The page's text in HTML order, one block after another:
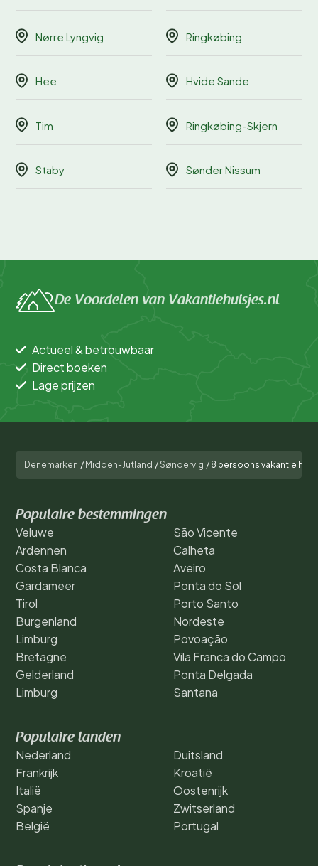
Nørre Lyngvig Ringkøbing
Hee Hvide Sande
Tim Ringkøbing-Skjern
Staby Sønder Nissum
De Voordelen van Vakantiehuisjes.nl
Actueel & betrouwbaar
Direct boeken
Lage prijzen
Denemarken / Midden-Jutland /Søndervig / 8 persoons vakantie huis
Populaire bestemmingen
Veluwe
Ardennen
Costa Blanca
Gardameer
Tirol
Burgenland
Limburg
Bretagne
Gelderland
Limburg
São Vicente
Calheta
Aveiro
Ponta do Sol
Porto Santo
Nordeste
Povoação
Vila Franca do Campo
Ponta Delgada
Santana
Populaire landen
Nederland
Frankrijk
Italië
Spanje
België
Duitsland
Kroatië
Oostenrijk
Zwitserland
Portugal